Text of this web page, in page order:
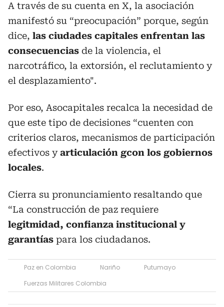
A través de su cuenta en X, la asociación
manifestó su “preocupación” porque, según
dice, las ciudades capitales enfrentan las
consecuencias de la violencia, el
narcotráfico, la extorsión, el reclutamiento y
el desplazamiento".
Por eso, Asocapitales recalca la necesidad de
que este tipo de decisiones “cuenten con
criterios claros, mecanismos de participación
efectivos yarticulación gcon los gobiernos
locales.
Cierra su pronunciamiento resaltando que
“La construcción de paz requiere
legitmidad, confianza institucional y
garantías para los ciudadanos.
Paz en Colombia Nariño
Putumayo
Fuerzas Militares Colombia